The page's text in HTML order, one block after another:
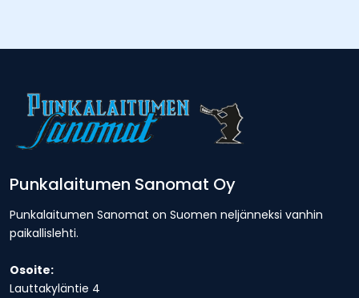
Punkalaitumen Sanomat Oy
Punkalaitumen Sanomat on Suomen neljänneksi vanhin
paikallislehti.
Osoite:
Lauttakyläntie 4